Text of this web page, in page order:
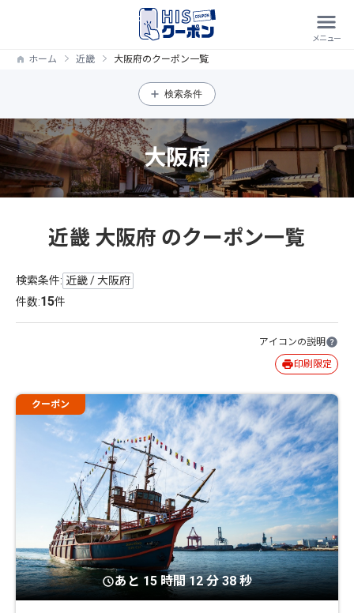
ホーム 近畿 大阪府のクーポン一覧
検索条件
大阪府
近畿 大阪府 のクーポン一覧
検索条件: 近畿 / 大阪府
件数:15件
アイコンの説明
印刷限定
クーポン
あと 15 時間 12 分 37 秒